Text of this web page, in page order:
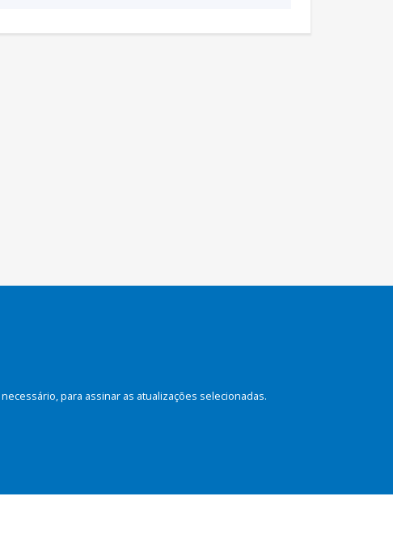
para assinar as atualizações selecionadas.